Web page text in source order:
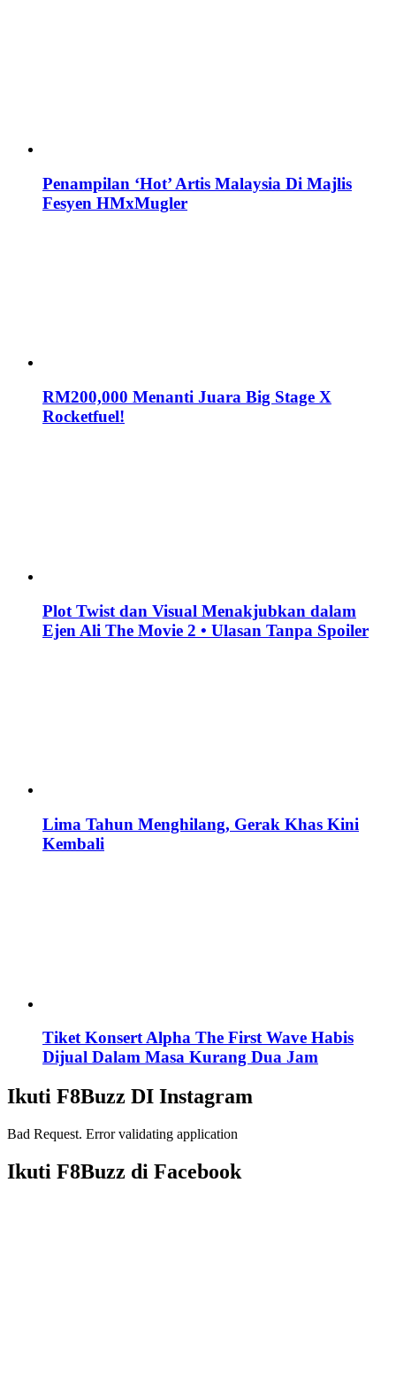
Penampilan ‘Hot’ Artis Malaysia Di Majlis
Fesyen HMxMugler
RM200,000 Menanti Juara Big Stage X
Rocketfuel!
Plot Twist dan Visual Menakjubkan dalam
Ejen Ali The Movie 2 • Ulasan Tanpa Spoiler
Lima Tahun Menghilang, Gerak Khas Kini
Kembali
Tiket Konsert Alpha The First Wave Habis
Dijual Dalam Masa Kurang Dua Jam
Ikuti F8Buzz DI Instagram
Bad Request. Error validating application
Ikuti F8Buzz di Facebook